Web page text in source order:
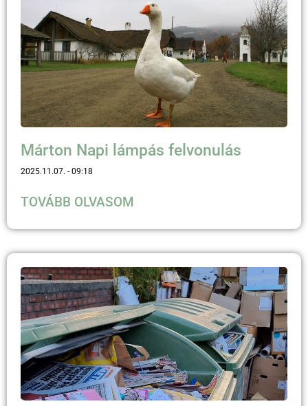
Márton Napi lámpás felvonulás
2025.11.07. 09:18
TOVÁBB OLVASOM